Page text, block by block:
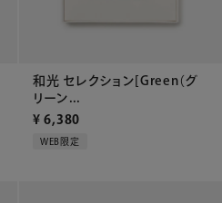
和光 セレクション[Green（グ
リーン...
¥ 6,380
WEB限定